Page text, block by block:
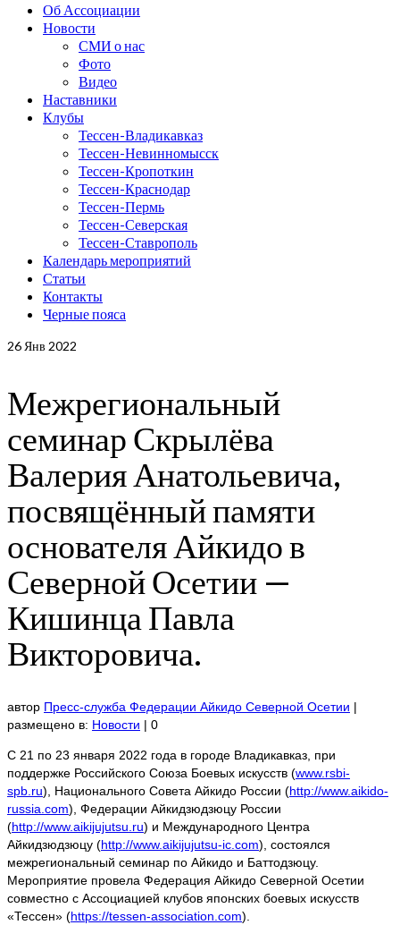
Об Ассоциации
Новости
СМИ о нас
Фото
Видео
Наставники
Клубы
Тессен-Владикавказ
Тессен-Невинномысск
Тессен-Кропоткин
Тессен-Краснодар
Тессен-Пермь
Тессен-Северская
Тессен-Ставрополь
Календарь мероприятий
Статьи
Контакты
Черные пояса
26 Янв 2022
Межрегиональный
семинар Скрылёва
Валерия Анатольевича,
посвящённый памяти
основателя Айкидо в
Северной Осетии —
Кишинца Павла
Викторовича.
автор Пресс-служба Федерации Айкидо Северной Осетии |
размещено в: Новости | 0
С 21 по 23 января 2022 года в городе Владикавказ, при
поддержке Российского Союза Боевых искусств (www.rsbi-
spb.ru), Национального Совета Айкидо России (http://www.aikido-
russia.com), Федерации Айкидзюдзюцу России
(http://www.aikijujutsu.ru) и Международного Центра
Айкидзюдзюцу (http://www.aikijujutsu-ic.com), состоялся
межрегиональный семинар по Айкидо и Баттодзюцу.
Мероприятие провела Федерация Айкидо Северной Осетии
совместно с Ассоциацией клубов японских боевых искусств
«Тессен» (https://tessen-association.com).